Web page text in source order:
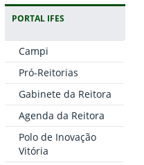
PORTAL IFES
Campi
Pró-Reitorias
Gabinete da Reitora
Agenda da Reitora
Polo de Inovação
Vitória